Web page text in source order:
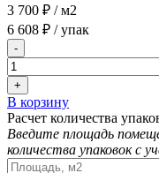
3 700 ₽ / м2
6 608 ₽ / упак
-
+
В корзину
Расчет количества
Введите площадь
количества упаковок с